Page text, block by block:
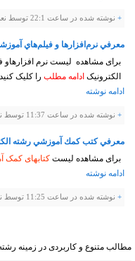
+ نوشته شده در ساعت 22:1 توسط نعمتی |
معرفي نرم‌افزار‌ها و فيلم‌هاي
برای مشاهده لیست نرم افزارهاو
الکترونیک ادامه مطلب را کلیک کنید
ادامه نوشته
+ نوشته شده در ساعت 11:37 توسط نعمتی |
معرفي كتب كمك آموزشي رشته
برای مشاهده لیست کتابهای کمک
ادامه نوشته
+ نوشته شده در ساعت 11:25 توسط نعمتی |
مطالب متنوع و کاربردی در زمینه